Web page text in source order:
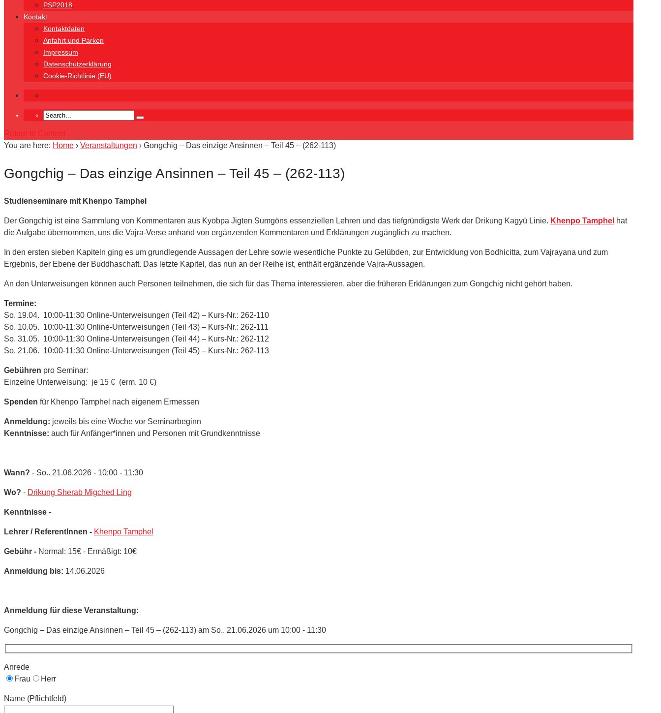
PSP2018
Kontakt
Kontaktdaten
Anfahrt und Parken
Impressum
Datenschutzerklärung
Cookie-Richtlinie (EU)
Return to Content
You are here: Home › Veranstaltungen › Gongchig – Das einzige Ansinnen – Teil 45 – (262-113)
Gongchig – Das einzige Ansinnen – Teil 45 – (262-113)
Studienseminare mit Khenpo Tamphel
Der Gongchig ist eine Sammlung von Kommentaren aus Kyobpa Jigten Sumgöns essenziellen Lehren und das tiefgründigste Werk der Drikung Kagyü Linie. Khenpo Tamphel hat
die Aufgabe übernommen, uns die Vajra-Verse anhand von ergänzenden Kommentaren und Erklärungen zugänglich zu machen.
In den ersten sieben Kapiteln ging es um grundlegende Aussagen der Lehre sowie wesentliche Punkte zu Gelübden, zur Entwicklung von Bodhicitta, zum Vajrayana und zum
Ergebnis, der Ebene der Buddhaschaft. Das letzte Kapitel, das nun an der Reihe ist, enthält ergänzende Vajra-Aussagen.
An den Unterweisungen können auch Personen teilnehmen, die sich für das Thema interessieren, aber die früheren Erklärungen zum Gongchig nicht gehört haben.
Termine:
So. 19.04. 10:00-11:30 Online-Unterweisungen (Teil 42) – Kurs-Nr.: 262-110
So. 10.05. 10:00-11:30 Online-Unterweisungen (Teil 43) – Kurs-Nr.: 262-111
So. 31.05. 10:00-11:30 Online-Unterweisungen (Teil 44) – Kurs-Nr.: 262-112
So. 21.06. 10:00-11:30 Online-Unterweisungen (Teil 45) – Kurs-Nr.: 262-113
Gebühren pro Seminar:
Einzelne Unterweisung: je 15 € (erm. 10 €)
Spenden für Khenpo Tamphel nach eigenem Ermessen
Anmeldung: jeweils bis eine Woche vor Seminarbeginn
Kenntnisse: auch für Anfänger*innen und Personen mit Grundkenntnisse
Wann? - So.. 21.06.2026 - 10:00 - 11:30
Wo? - Drikung Sherab Migched Ling
Kenntnisse -
Lehrer / ReferentInnen - Khenpo Tamphel
Gebühr - Normal: 15€ - Ermäßigt: 10€
Anmeldung bis: 14.06.2026
Anmeldung für diese Veranstaltung:
Gongchig – Das einzige Ansinnen – Teil 45 – (262-113) am So.. 21.06.2026 um 10:00 - 11:30
Anrede
Frau
Herr
Name (Pflichtfeld)